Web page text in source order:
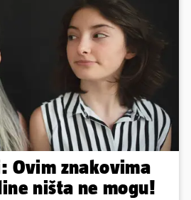
Ovim znakovima
ništa ne mogu!